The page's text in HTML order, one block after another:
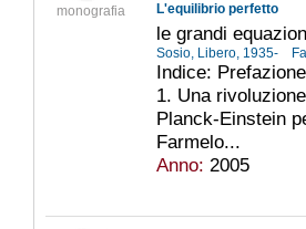
monografia L'equilibrio perfetto
le grandi
Sosio, Libero, 1935-
Indice:
1. Una
Planck-Einstein
Farmelo...
Anno: 2005